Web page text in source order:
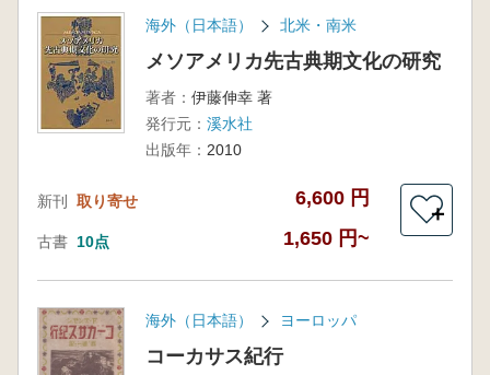
海外（日本語） 北米・南米
メソアメリカ先古典期文化の研究
著者： 伊藤伸幸 著
発行元： 溪水社
出版年： 2010
新刊 取り寄せ 6,600 円
古書 10点 1,650 円~
＋
海外（日本語） ヨーロッパ
コーカサス紀行